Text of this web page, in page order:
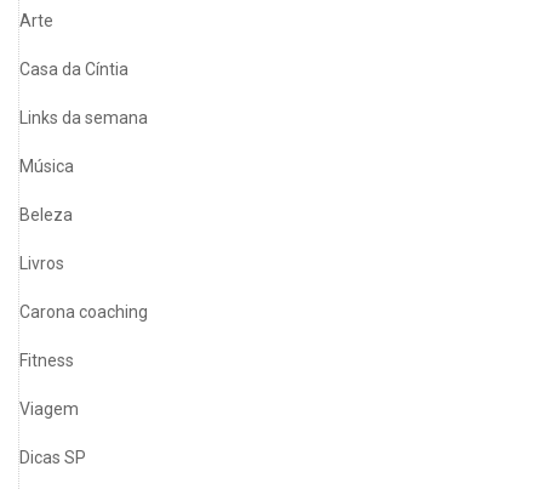
Arte
Casa da Cíntia
Links da semana
Música
Beleza
Livros
Carona coaching
Fitness
Viagem
Dicas SP